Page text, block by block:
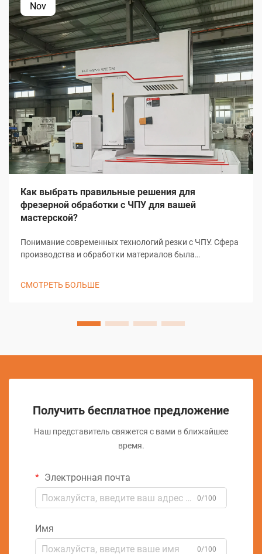
Nov
Как выбрать правильные решения для
фрезерной обработки с ЧПУ для вашей
мастерской?
Понимание современных технологий резки с ЧПУ. Сфера
производства и обработки материалов была
СМОТРЕТЬ БОЛЬШЕ
Получить бесплатное предложение
Наш представитель свяжется с вами в ближайшее
время.
Электронная почта
0/100
Имя
0/100